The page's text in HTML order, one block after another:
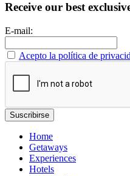
Receive our best
E-mail:
Acepto la política de
Home
Getaways
Experiences
Hotels